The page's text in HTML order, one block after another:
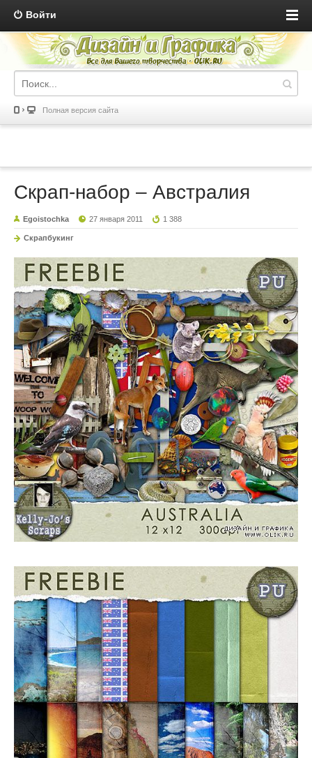
Войти
Полная версия сайта
Скрап-набор – Австралия
Egoistochka 27 января 2011 1 388
Скрапбукинг